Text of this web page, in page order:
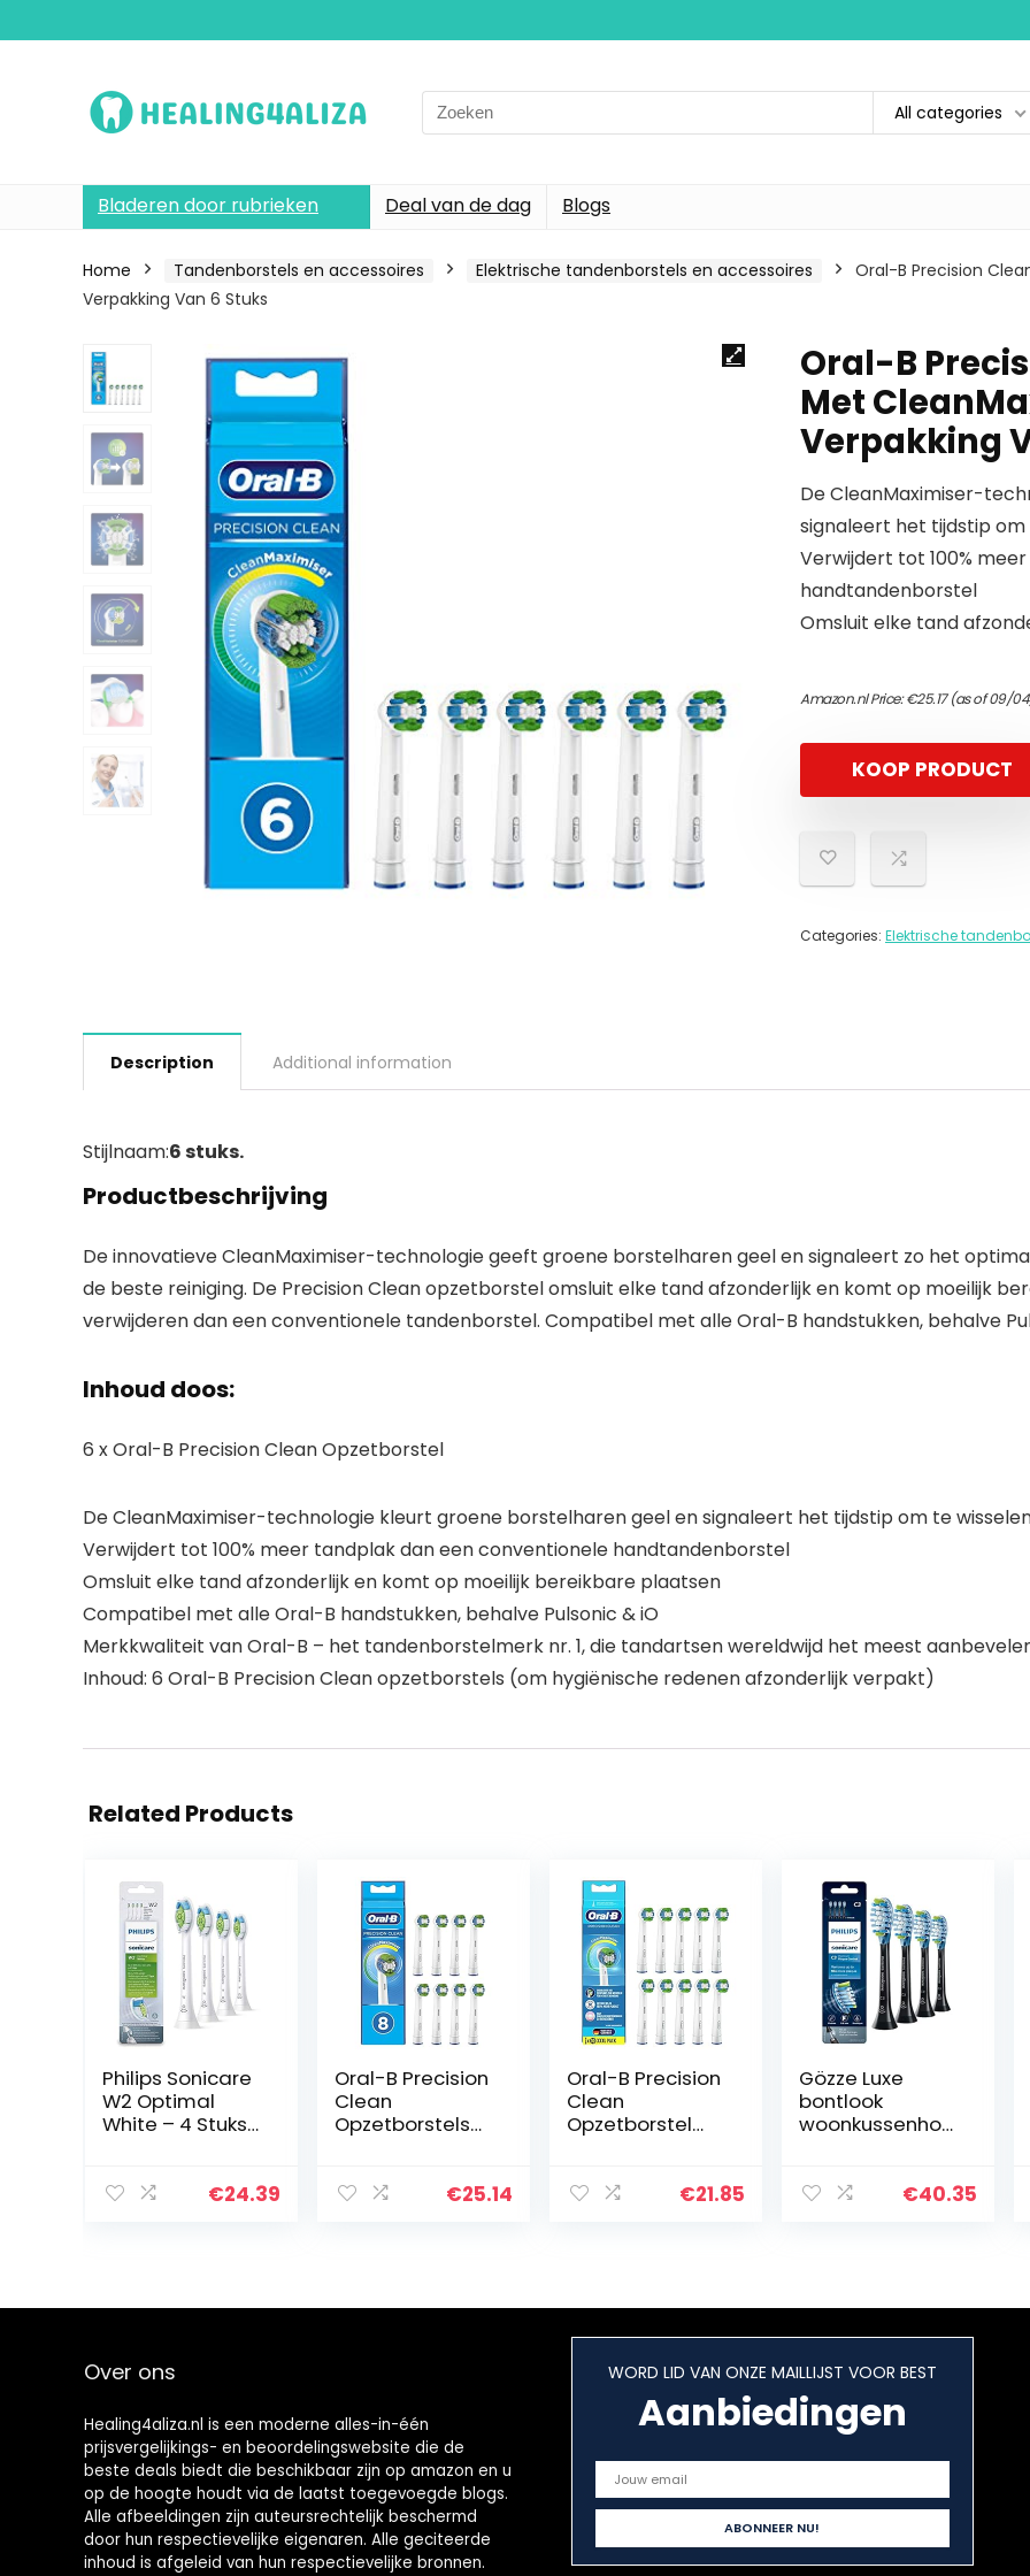
Search
for:
All categories
Bladeren door rubrieken Deal van de dag Blogs
Home Tandenborstels en accessoires Elektrische tandenborstels en accessoires
Oral-B Precision
Verpakking Van 6 Stuks
Oral-B
Met
Verpakking
De CleanMaximiser-
signaleert het tijdstip
Verwijdert tot 100%
handtandenborstel
Omsluit elke tand
Amazon.nl Price:€25.17(as of 09/
KOOP PRODUCT
Categories: Elektrische
Description Additional information
Stijlnaam:6 stuks.
Productbeschrijving
De innovatieve CleanMaximiser-technologie geeft groene borstelharen geel en signaleert zo het
de beste reiniging. De Precision Clean opzetborstel omsluit elke tand afzonderlijk en komt op moeilijk
verwijderen dan een conventionele tandenborstel. Compatibel met alle Oral-B handstukken, behalve
Inhoud doos:
6 x Oral-B Precision Clean Opzetborstel
De CleanMaximiser-technologie kleurt groene borstelharen geel en signaleert het tijdstip om te
Verwijdert tot 100% meer tandplak dan een conventionele handtandenborstel
Omsluit elke tand afzonderlijk en komt op moeilijk bereikbare plaatsen
Compatibel met alle Oral-B handstukken, behalve Pulsonic & iO
Merkkwaliteit van Oral-B – het tandenborstelmerk nr. 1, die tandartsen wereldwijd het meest
Inhoud: 6 Oral-B Precision Clean opzetborstels (om hygiënische redenen afzonderlijk verpakt)
Related Products
Philips Sonicare
W2 Optimal
White – 4 Stuks
Selecteer
€24.39
Oral-B Precision
Clean
Opzetborstels
-technologie,
€25.14
Oral-B Precision
Clean
Opzetborstel
-technologie,
€21.85
Gözze Luxe
bontlook
woonkussenhoe
bruin, 50 x 50 cm,
€40.35
Over ons
Healing4aliza.nl is een moderne alles-in-één
prijsvergelijkings- en beoordelingswebsite die de
beste deals biedt die beschikbaar zijn op amazon en u
op de hoogte houdt via de laatst toegevoegde blogs.
Alle afbeeldingen zijn auteursrechtelijk beschermd
door hun respectievelijke eigenaren. Alle geciteerde
inhoud is afgeleid van hun respectievelijke bronnen.
WORD LID VAN ONZE MAILLIJST VOOR BEST
Aanbiedingen